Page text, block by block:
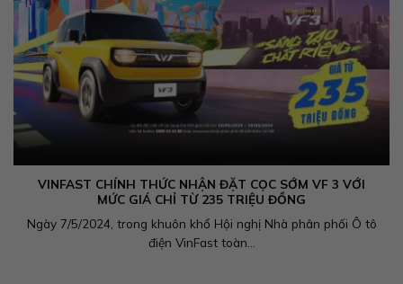
VINFAST CHÍNH THỨC NHẬN ĐẶT CỌC SỚM VF 3 VỚI
MỨC GIÁ CHỈ TỪ 235 TRIỆU ĐỒNG
Ngày 7/5/2024, trong khuôn khổ Hội nghị Nhà phân phối Ô tô
điện VinFast toàn...